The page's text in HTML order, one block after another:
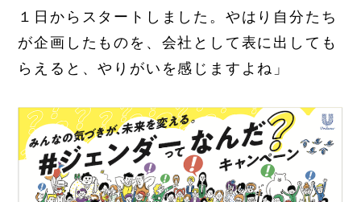
１日からスタートしました。やはり自分たち
が企画したものを、会社として表に出しても
らえると、やりがいを感じますよね」